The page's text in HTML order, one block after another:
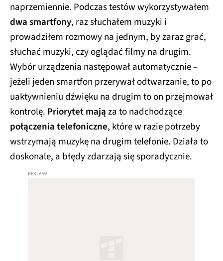
naprzemiennie. Podczas testów wykorzystywałem
dwa smartfony, raz słuchałem muzyki i
prowadziłem rozmowy na jednym, by zaraz grać,
słuchać muzyki, czy oglądać filmy na drugim.
Wybór urządzenia następował automatycznie –
jeżeli jeden smartfon przerywał odtwarzanie, to po
uaktywnieniu dźwięku na drugim to on przejmował
kontrolę. Priorytet mająza to nadchodzące
połączenia telefoniczne, które w razie potrzeby
wstrzymają muzykę na drugim telefonie. Działa to
doskonale, a błędy zdarzają się sporadycznie.